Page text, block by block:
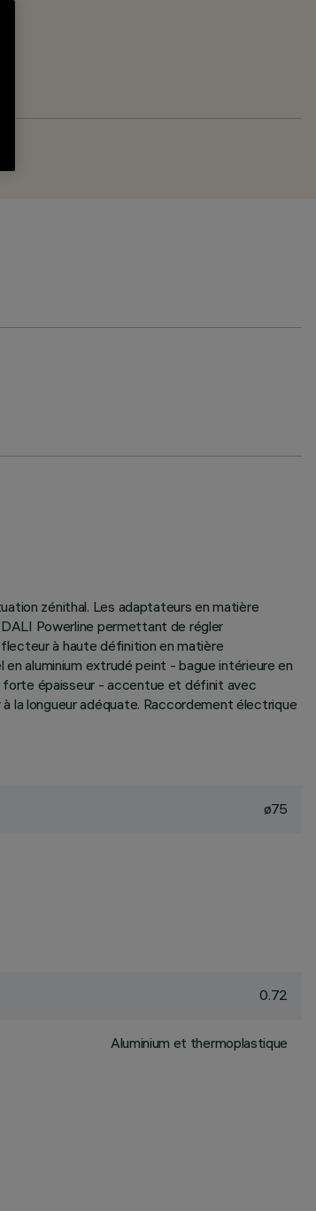
zénithal. Les adaptateurs en matière
Powerline permettant de régler
à haute définition en matière
aluminium extrudé peint - bague intérieure en
épaisseur - accentue et définit avec
la longueur adéquate. Raccordement électrique
ø75
0.72
Aluminium et thermoplastique